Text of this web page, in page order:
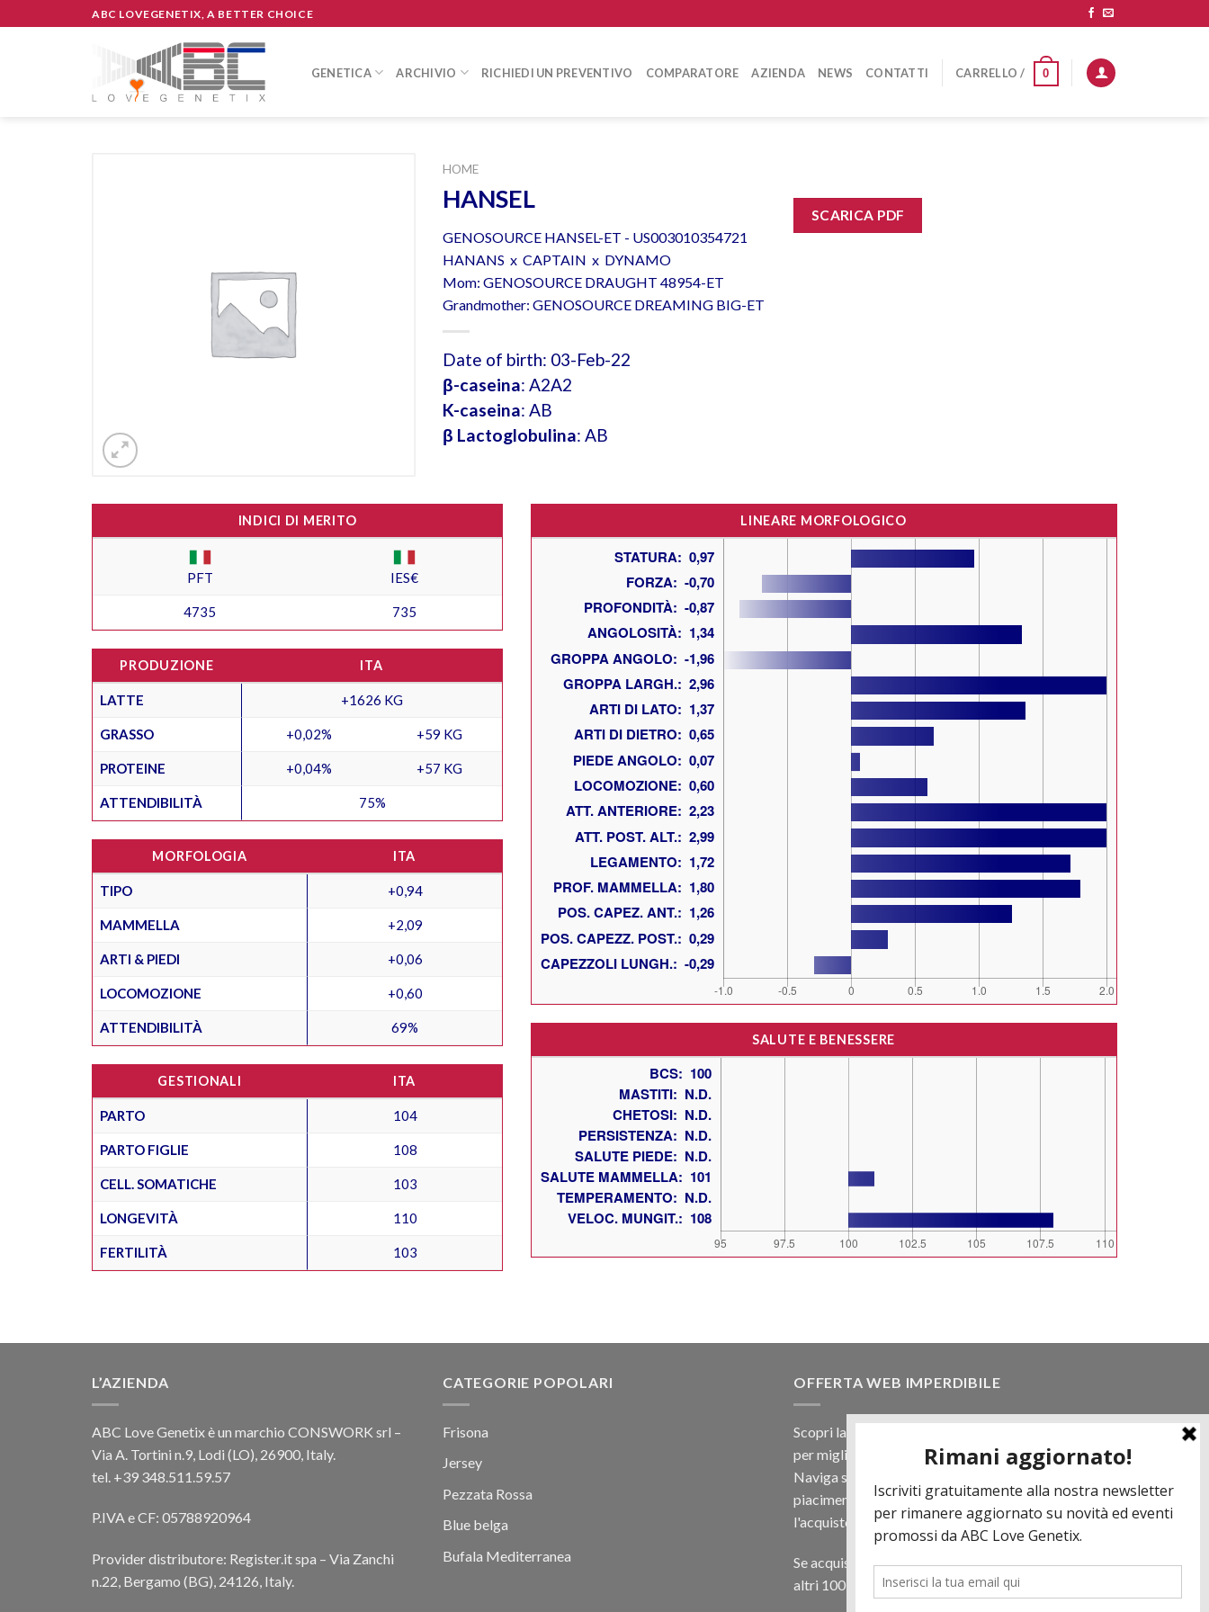
to
ABC LOVEGENETIX, A BETTER CHOICE
GENETICA ARCHIVIO RICHIEDI UN PREVENTIVO COMPARATORE AZIENDA NEWS CONTATTI CARRELLO / 0
HOME
HANSEL
GENOSOURCE HANSEL-ET - US003010354721
HANANS x CAPTAIN x DYNAMO
Mom: GENOSOURCE DRAUGHT 48954-ET
Grandmother: GENOSOURCE DREAMING BIG-ET
Date of birth: 03-Feb-22
β-caseina: A2A2
K-caseina: AB
β Lactoglobulina: AB
SCARICA PDF
INDICI DI MERITO
PFT IES€
4735 735
PRODUZIONE ITA
LATTE +1626 KG
GRASSO +0,02% +59 KG
PROTEINE +0,04% +57 KG
ATTENDIBILITÀ 75%
MORFOLOGIA ITA
TIPO +0,94
MAMMELLA +2,09
ARTI & PIEDI +0,06
LOCOMOZIONE +0,60
ATTENDIBILITÀ 69%
GESTIONALI ITA
PARTO 104
PARTO FIGLIE 108
CELL. SOMATICHE 103
LONGEVITÀ 110
FERTILITÀ 103
LINEARE MORFOLOGICO
SALUTE E BENESSERE
L’AZIENDA
ABC Love Genetix è un marchio CONSWORK srl –
Via A. Tortini n.9, Lodi (LO), 26900, Italy.
tel. +39 348.511.59.57
P.IVA e CF: 05788920964
Provider distributore: Register.it spa – Via Zanchi
n.22, Bergamo (BG), 24126, Italy.
CATEGORIE POPOLARI
Frisona
Jersey
Pezzata Rossa
Blue belga
Bufala Mediterranea
OFFERTA WEB IMPERDIBILE
Scopri la nostra offerta web! Un prezzo mai visto,
per migliaia di prodotti.
Naviga sul sito e scegli il tuo toro filtrando a
piacimento e scopri quanto può essere vantaggioso
l'acquisto online.
Se acquisti almeno 500€ di prodotti in regalo per te
altri 100 € in Tori. Contattaci per più informazioni.